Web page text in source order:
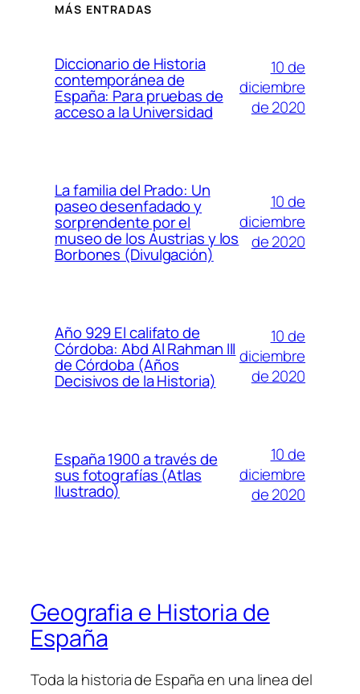
MÁS ENTRADAS
Diccionario de Historia
contemporánea de
España: Para pruebas de
acceso a la Universidad
10 de
diciembre
de 2020
La familia del Prado: Un
paseo desenfadado y
sorprendente por el
museo de los Austrias y los
Borbones (Divulgación)
10 de
diciembre
de 2020
Año 929 El califato de
Córdoba: Abd Al Rahman III
de Córdoba (Años
Decisivos de la Historia)
10 de
diciembre
de 2020
España 1900 a través de
sus fotografías (Atlas
Ilustrado)
10 de
diciembre
de 2020
Geografia e Historia de
España
Toda la historia de España en una linea del